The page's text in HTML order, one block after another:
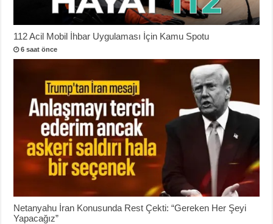
112 Acil Mobil İhbar Uygulaması İçin Kamu Spotu
6 saat önce
Netanyahu İran Konusunda Rest Çekti: “Gereken Her Şeyi
Yapacağız”